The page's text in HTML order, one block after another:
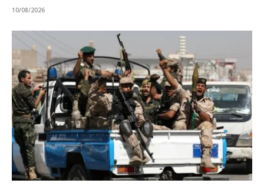
10/08/2026